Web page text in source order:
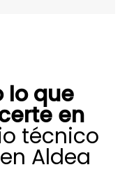
lo que
en
técnico
Aldea